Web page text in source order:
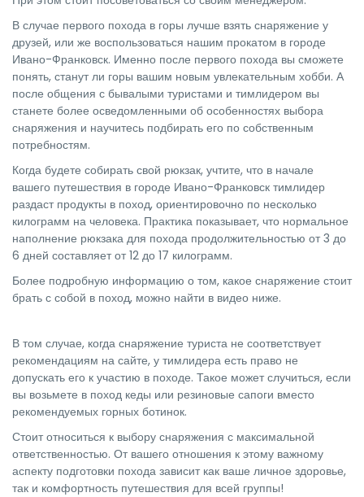
В случае первого похода в горы лучше взять снаряжение у
друзей, или же воспользоваться нашим прокатом в городе
Ивано-Франковск. Именно после первого похода вы сможете
понять, станут ли горы вашим новым увлекательным хобби. А
после общения с бывалыми туристами и тимлидером вы
станете более осведомленными об особенностях выбора
снаряжения и научитесь подбирать его по собственным
потребностям.
Когда будете собирать свой рюкзак, учтите, что в начале
вашего путешествия в городе Ивано-Франковск тимлидер
раздаст продукты в поход, ориентировочно по несколько
килограмм на человека. Практика показывает, что нормальное
наполнение рюкзака для похода продолжительностью от 3 до
6 дней составляет от 12 до 17 килограмм.
Более подробную информацию о том, какое снаряжение стоит
брать с собой в поход, можно найти в видео ниже.
В том случае, когда снаряжение туриста не соответствует
рекомендациям на сайте, у тимлидера есть право не
допускать его к участию в походе. Такое может случиться, если
вы возьмете в поход кеды или резиновые сапоги вместо
рекомендуемых горных ботинок.
Стоит относиться к выбору снаряжения с максимальной
ответственностью. От вашего отношения к этому важному
аспекту подготовки похода зависит как ваше личное здоровье,
так и комфортность путешествия для всей группы!